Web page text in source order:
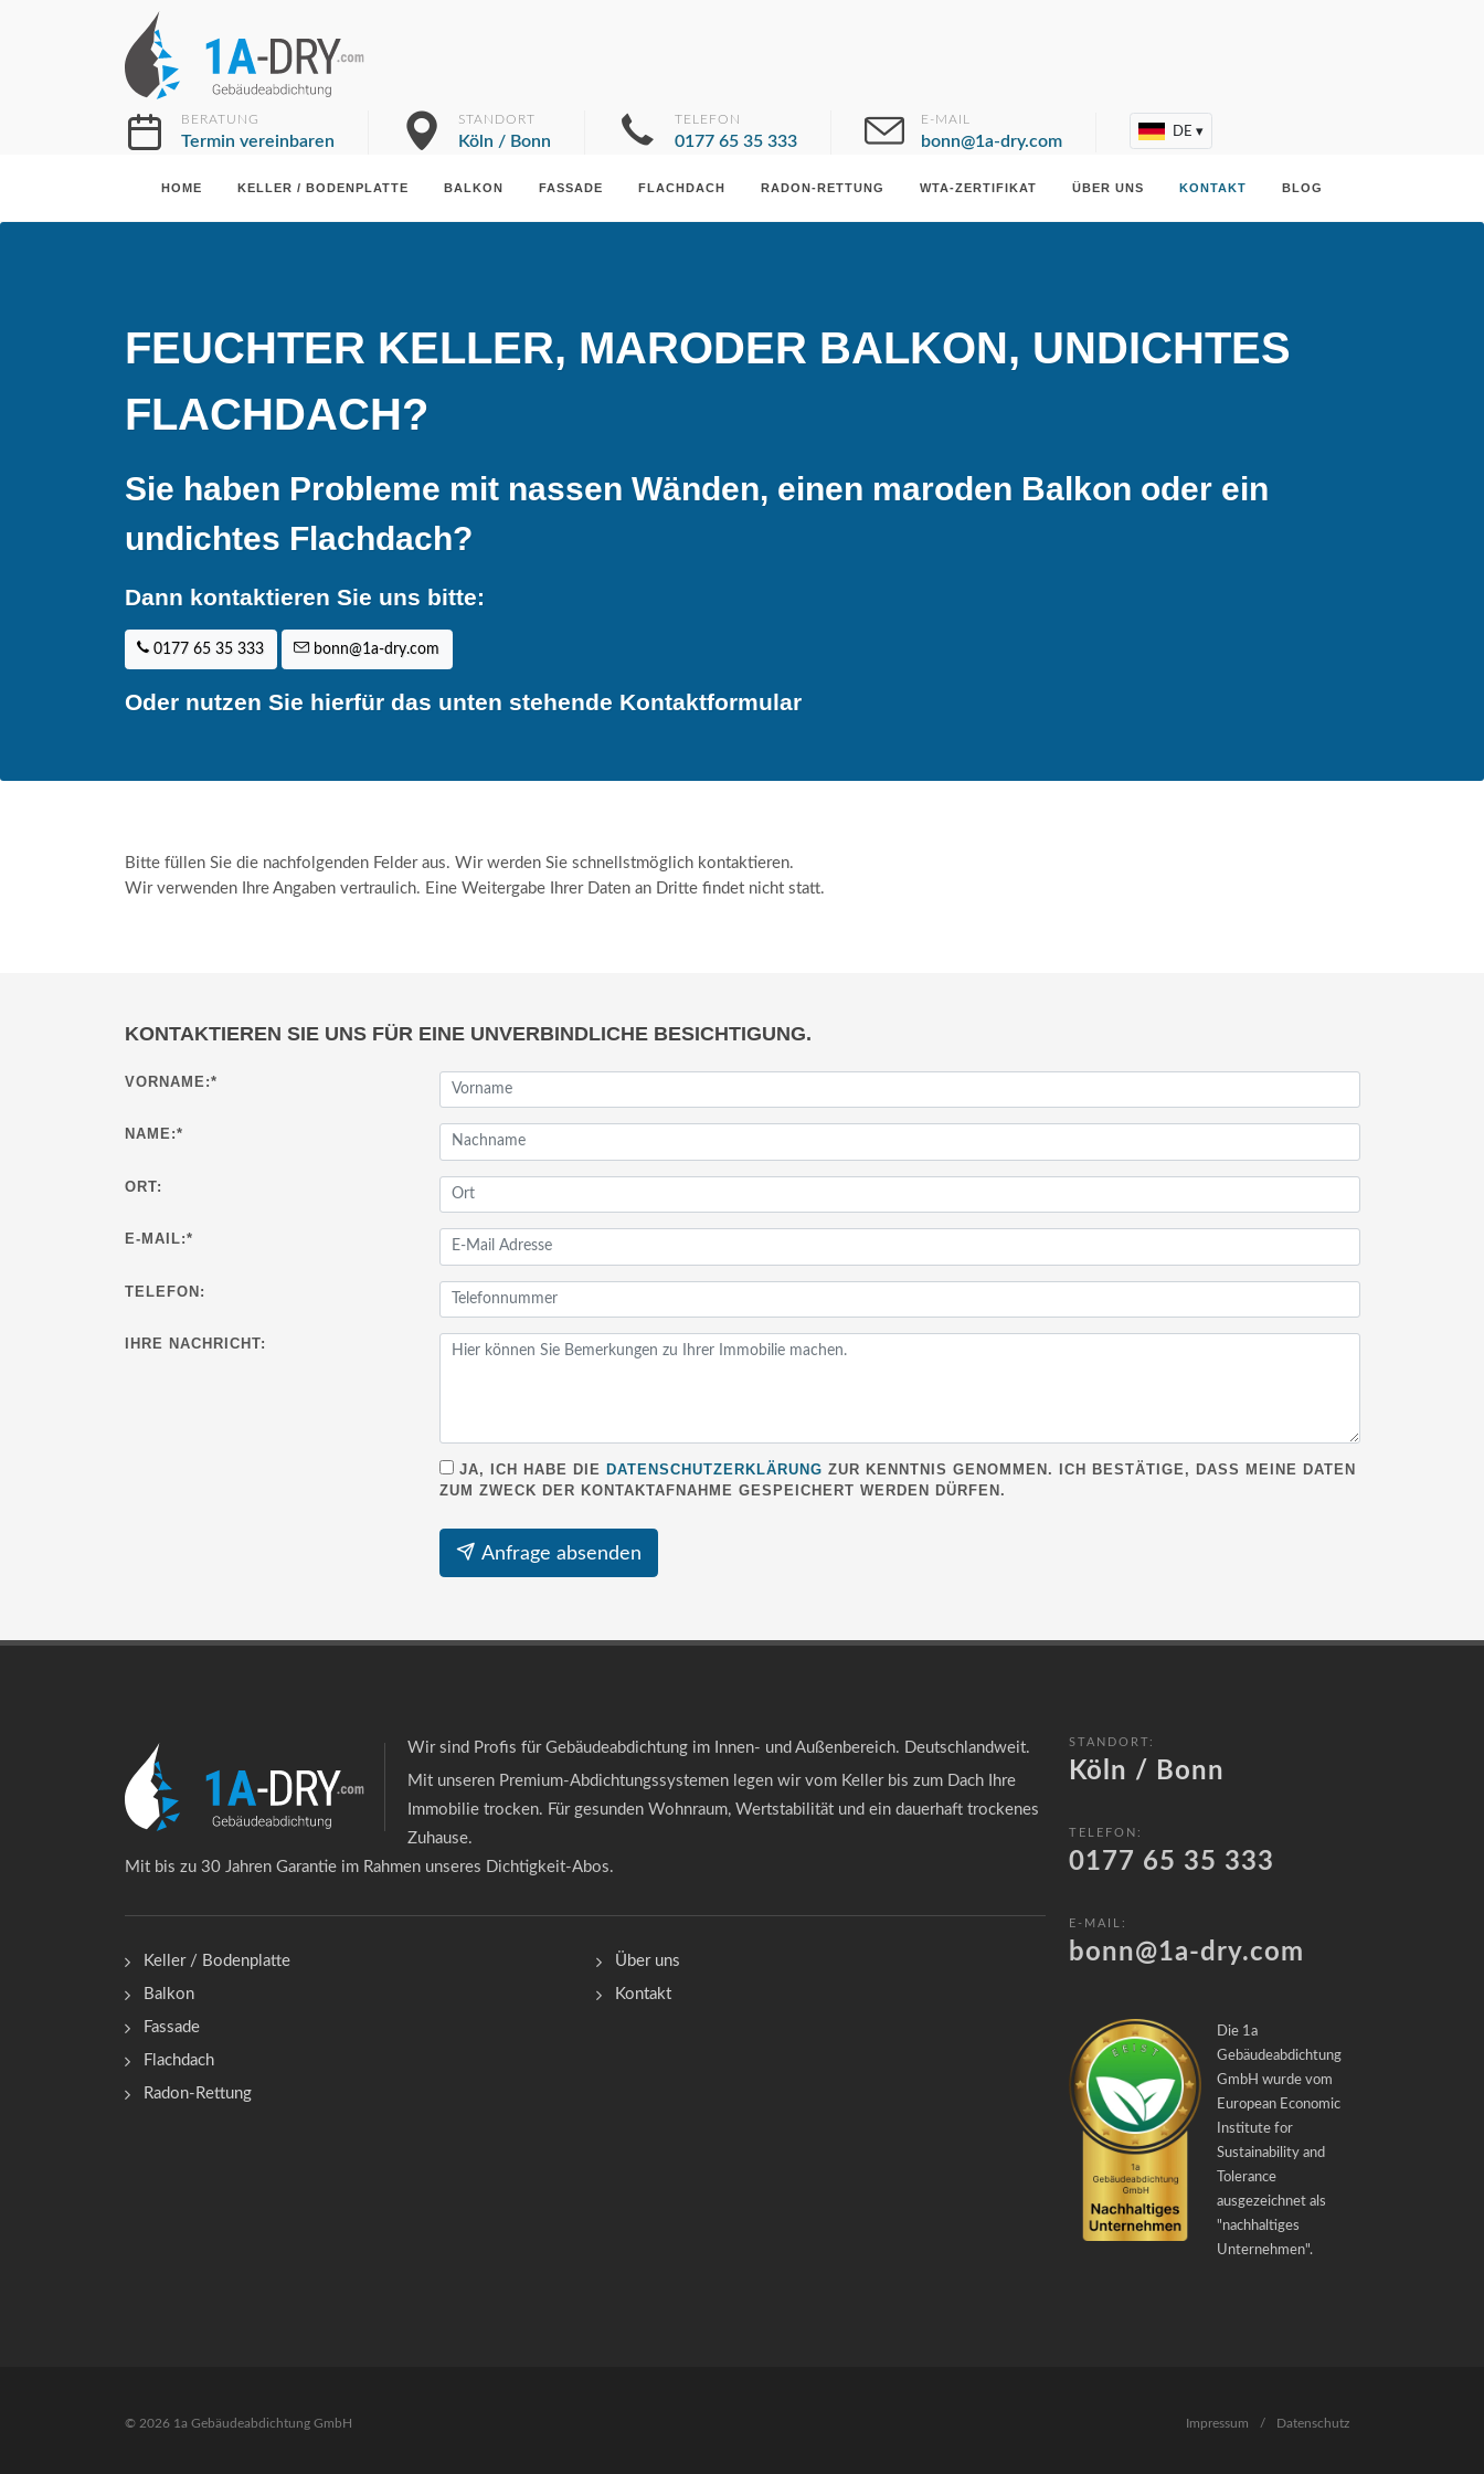
BERATUNG
Termin vereinbaren
STANDORT
Köln / Bonn
TELEFON
0177 65 35 333
E-MAIL
bonn@1a-dry.com
DE ▾
HOME KELLER / BODENPLATTE BALKON FASSADE FLACHDACH RADON-RETTUNG WTA-ZERTIFIKAT ÜBER UNS KONTAKT BLOG
FEUCHTER KELLER, MARODER BALKON, UNDICHTES
FLACHDACH?
Sie haben Probleme mit nassen Wänden, einen maroden Balkon oder ein
undichtes Flachdach?
Dann kontaktieren Sie uns bitte:
0177 65 35 333 bonn@1a-dry.com
Oder nutzen Sie hierfür das unten stehende Kontaktformular
Bitte füllen Sie die nachfolgenden Felder aus. Wir werden Sie schnellstmöglich kontaktieren.
Wir verwenden Ihre Angaben vertraulich. Eine Weitergabe Ihrer Daten an Dritte findet nicht statt.
KONTAKTIEREN SIE UNS FÜR EINE UNVERBINDLICHE BESICHTIGUNG.
VORNAME:*
NAME:*
ORT:
E-MAIL:*
TELEFON:
IHRE NACHRICHT:
JA, ICH HABE DIE DATENSCHUTZERKLÄRUNG ZUR KENNTNIS GENOMMEN. ICH BESTÄTIGE, DASS MEINE DATEN
ZUM ZWECK DER KONTAKTAFNAHME GESPEICHERT WERDEN DÜRFEN.
Anfrage absenden
Wir sind Profis für Gebäudeabdichtung im Innen- und Außenbereich. Deutschlandweit.
Mit unseren Premium-Abdichtungssystemen legen wir vom Keller bis zum Dach Ihre
Immobilie trocken. Für gesunden Wohnraum, Wertstabilität und ein dauerhaft trockenes
Zuhause.
Mit bis zu 30 Jahren Garantie im Rahmen unseres Dichtigkeit-Abos.
Keller / Bodenplatte
Balkon
Fassade
Flachdach
Radon-Rettung
Über uns
Kontakt
STANDORT:
Köln / Bonn
TELEFON:
0177 65 35 333
E-MAIL:
bonn@1a-dry.com
Die 1a
Gebäudeabdichtung
GmbH wurde vom
European Economic
Institute for
Sustainability and
Tolerance
ausgezeichnet als
"nachhaltiges
Unternehmen".
© 2026 1a Gebäudeabdichtung GmbH Impressum / Datenschutz